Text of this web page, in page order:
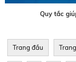
Quy tắc
Trang đầu